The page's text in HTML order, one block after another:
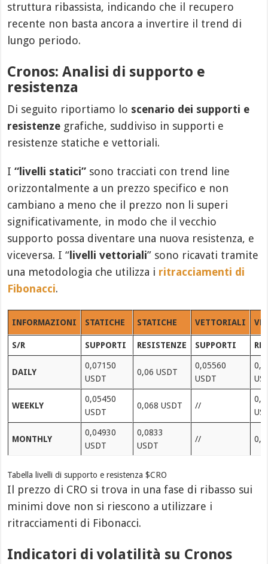
struttura ribassista, indicando che il recupero
recente non basta ancora a invertire il trend di
lungo periodo.
Cronos: Analisi di supporto e
resistenza
Di seguito riportiamo lo scenario dei supporti e
resistenze grafiche, suddiviso in supporti e
resistenze statiche e vettoriali.
I“livelli statici” sono tracciati con trend line
orizzontalmente a un prezzo specifico e non
cambiano a meno che il prezzo non li superi
significativamente, in modo che il vecchio
supporto possa diventare una nuova resistenza, e
viceversa. I “ livelli vettoriali” sono ricavati tramite
una metodologia che utilizza i ritracciamenti di
Fibonacci.
INFORMAZIONI STATICHE STATICHE VETTORIALI
S/R SUPPORTI RESISTENZE SUPPORTI
DAILY
0,07150
USDT
0,06 USDT
0,05560
USDT
WEEKLY
0,05450
USDT
0,068 USDT //
MONTHLY
0,04930
USDT
0,0833
USDT
//
Tabella livelli di supporto e resistenza $CRO
Il prezzo di CRO si trova in una fase di ribasso sui
minimi dove non si riescono a utilizzare i
ritracciamenti di Fibonacci.
Indicatori di volatilità su Cronos